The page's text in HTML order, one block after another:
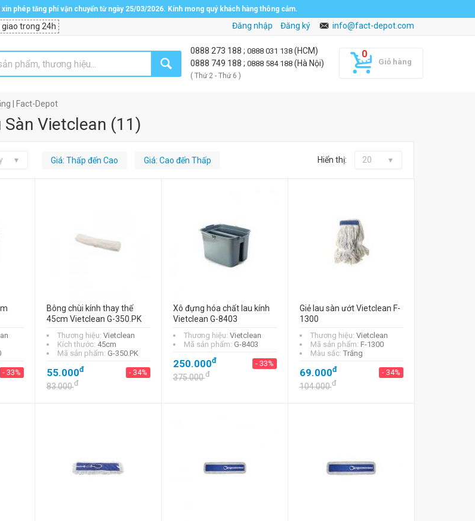
phép tăng phí vận chuyển từ ngày 25/03/2026. Kính mong quý khách hàng thông cảm.
trong 24h Đăng nhập Đăng ký info@fact-depot.com
Giỏ hàng
0888 273 188 ; 0888 031 138 (HCM)
0888 749 188 ; 0888 584 188 (Hà Nội)
( Thứ 2 - Thứ 6 )
| Fact-Depot
tuýp
tuýp
8
Sàn Vietclean (11)
Hiển thị: 20
Giá: Thấp đến Cao Giá: Cao đến Thấp
- 33%
Bông chùi kính thay thế
45cm Vietclean G-350.PK
Thương hiệu: Vietclean
Kích thước: 45cm
Mã sản phẩm: G-350.PK
55.000đ - 34%
83.000đ
Xô đựng hóa chất lau kính
Vietclean G-8403
Thương hiệu: Vietclean
Mã sản phẩm: G-8403
250.000đ - 33%
375.000đ
Giẻ lau sàn ướt Vietclean F-
1300
Thương hiệu: Vietclean
Mã sản phẩm: F-1300
Màu sắc: Trắng
69.000đ - 34%
104.000đ